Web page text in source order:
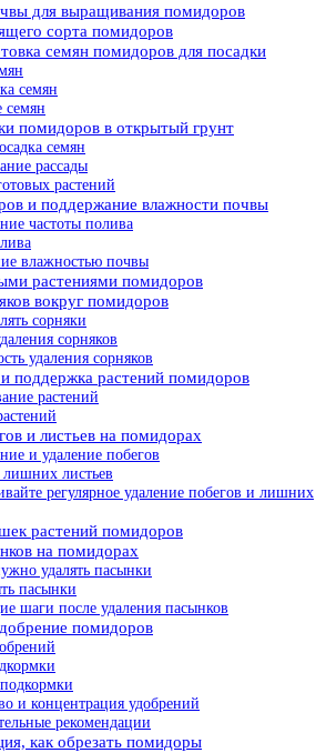
для выращивания помидоров
сорта помидоров
семян помидоров для посадки
семян
семян
помидоров в открытый грунт
семян
рассады
растений
и поддержание влажности почвы
частоты полива
влажностью почвы
растениями помидоров
вокруг помидоров
сорняки
сорняков
удаления сорняков
поддержка растений помидоров
растений
и листьев на помидорах
и удаление побегов
лишних листьев
регулярное удаление побегов и лишних
растений помидоров
на помидорах
удалять пасынки
пасынки
шаги после удаления пасынков
помидоров
и концентрация удобрений
рекомендации
как обрезать помидоры